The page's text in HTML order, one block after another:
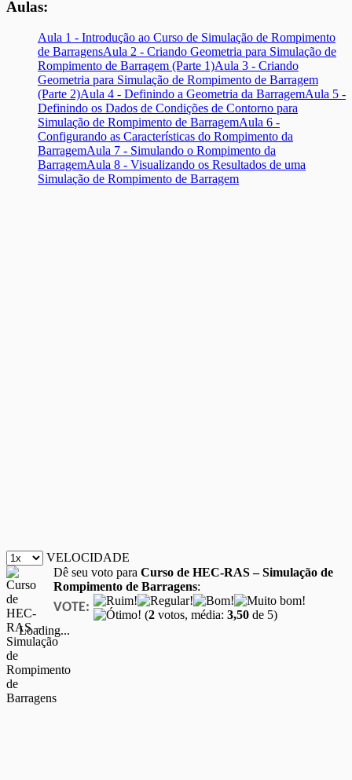
Aulas:
Aula 1 - Introdução ao Curso de Simulação de Rompimento
de BarragensAula 2 - Criando Geometria para Simulação de
Rompimento de Barragem (Parte 1)Aula 3 - Criando
Geometria para Simulação de Rompimento de Barragem
(Parte 2)Aula 4 - Definindo a Geometria da BarragemAula 5 -
Definindo os Dados de Condições de Contorno para
Simulação de Rompimento de BarragemAula 6 -
Configurando as Características do Rompimento da
BarragemAula 7 - Simulando o Rompimento da
BarragemAula 8 - Visualizando os Resultados de uma
Simulação de Rompimento de Barragem
VELOCIDADE
Dê seu voto para Curso de HEC-RAS – Simulação de
Rompimento de Barragens:
VOTE: (2 votos, média: 3,50 de 5)
Loading...